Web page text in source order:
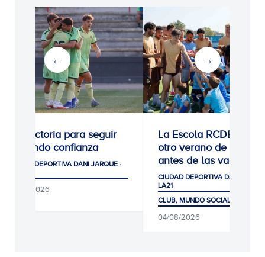
Victoria para seguir
confianza
DEPORTIVA DANI JARQUE ·
La Escola RCDE cierra
otro verano de récord
antes de las vacaciones
CIUDAD DEPORTIVA DANI JARQUE ·
CLUB, MUNDO SOCIAL Y AFICIÓN
04/08/2026